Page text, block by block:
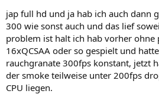
jap full hd und ja hab ich auch dann
300 wie sonst auch und das lief
problem ist halt ich hab vorher
16xQCSAA oder so gespielt und
rauchgranate 300fps konstant, jetzt
der smoke teilweise unter 200fps
CPU liegen.